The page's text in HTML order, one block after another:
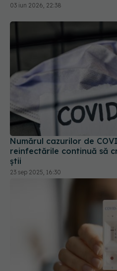
03 iun 2026, 22:38
Numărul cazurilor de
reinfectările continuă să
știi
23 sep 2025, 16:30